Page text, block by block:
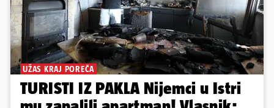
UŽAS KRAJ POREČA
TURISTI IZ PAKLA Nijemci u Istri